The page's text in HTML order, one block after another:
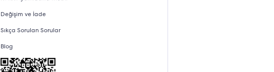
Değişim ve İade
Sıkça Sorulan Sorular
Blog